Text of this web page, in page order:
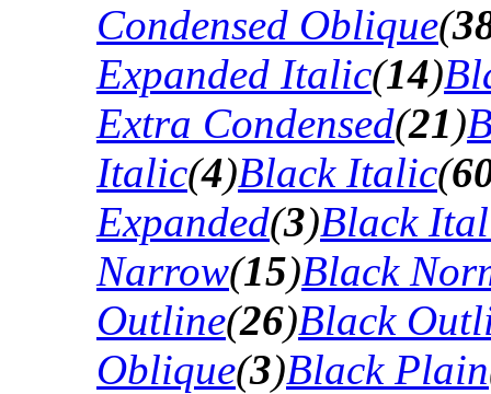
Condensed Oblique(
Expanded Italic(14)
Extra Condensed(21)
Italic(4)Black Italic(
Expanded(3)Black
Narrow(15)Black
Outline(26)Black
Oblique(3)Black Plain